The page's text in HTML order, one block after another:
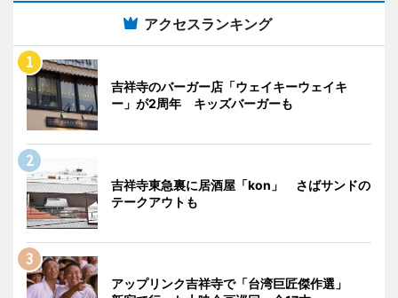
アクセスランキング
吉祥寺のバーガー店「ウェイキーウェイキ
ー」が2周年 キッズバーガーも
吉祥寺東急裏に居酒屋「kon」 さばサンドの
テークアウトも
アップリンク吉祥寺で「台湾巨匠傑作選」